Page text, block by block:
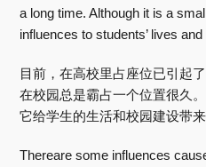
a long time. Although it is a
influences to students’ lives
目前，在高校里占座位已引起
在校园总是霸占一个位置很久
它给学生的生活和校园建设带来
Thereare some influences